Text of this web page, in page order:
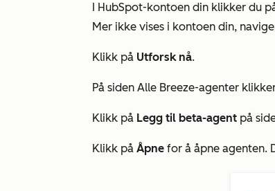
I HubSpot-kontoen din klikker du
Mer ikke vises i kontoen din,
Klikk på Utforsk nå.
På siden Alle Breeze-agenter
Klikk på Legg til beta-agent på
Klikk på Åpne for å åpne agenten.